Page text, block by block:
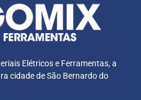
Elétricos e Ferramentas, a
cidade de São Bernardo do